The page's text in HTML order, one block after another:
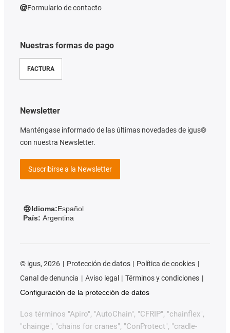
Nuestras formas de pago
FACTURA
Formulario de contacto
Newsletter
Manténgase informado de las últimas novedades de igus®
con nuestra Newsletter.
Suscribirse a la Newsletter
Idioma:Español
País: Argentina
© igus, 2026 Protección de datos
Política de cookies
Canal de denuncia
Aviso legal
Términos y condiciones
Configuración de la protección de datos
Los términos "Apiro", "AutoChain", "CFRIP", "chainflex",
"chainge", "chains for cranes", "ConProtect", "cradle-